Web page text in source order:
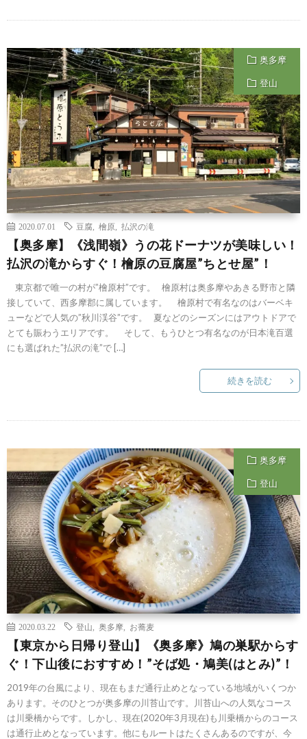
奥多摩
登山
2020.07.01 豆腐 檜原 払沢の滝
【奥多摩】《浅間嶺》うの花ドーナツが美味しい！
払沢の滝からすぐ！檜原の豆腐屋”ちとせ屋”！
東京都で唯一の村が”檜原村”です。 檜原村は奥多摩やあきる野市と隣
接していて、西多摩郡に属しています。 檜原村で有名なのはバーベキ
ューなどで人気の”秋川渓谷”です。 夏などのシーズンにはアウトドアで
とても賑わうエリアです。 そして、もうひとつ有名なのが日本滝百選
にも選ばれた”払沢の滝”で […]
続きを読む
奥多摩
登山
2020.03.22 登山 奥多摩 お蕎麦
【東京から日帰り登山】《奥多摩》鳩の巣駅からす
ぐ！下山後におすすめ！”そば処・鳩美(はとみ)”！
2019年の台風により、現在もまだ通行止めとなっている地域がいくつか
あります。そのひとつが奥多摩の川苔山です。川苔山への人気なコース
は川乗橋からです。しかし、現在(2020年3月現在)も川乗橋からのコース
は通行止めとなっています。他にもルートはたくさんあるのですが、今